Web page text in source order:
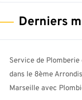
Derniers
Service de
dans le 8ème
Marseille avec